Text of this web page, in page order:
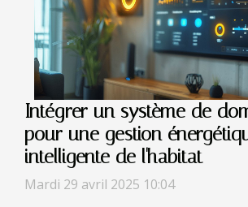
Intégrer un système de
pour une gestion
intelligente de l'habitat
Mardi 29 avril 2025 10:04